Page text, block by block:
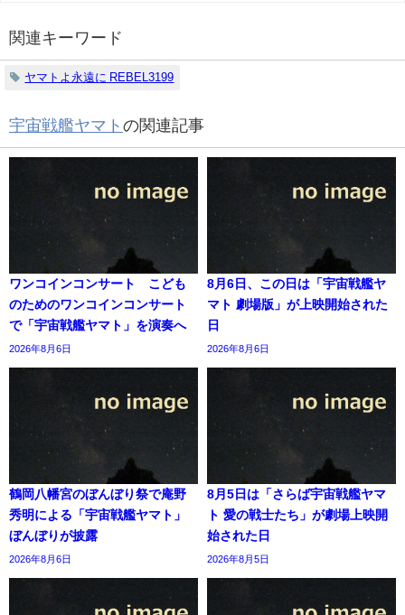
関連キーワード
ヤマトよ永遠に REBEL3199
宇宙戦艦ヤマト の関連記事
ワンコインコンサート こども
のためのワンコインコンサート
で「宇宙戦艦ヤマト」を演奏へ
2026年8月6日
8月6日、この日は「宇宙戦艦ヤ
マト 劇場版」が上映開始された
日
2026年8月6日
鶴岡八幡宮のぼんぼり祭で庵野
秀明による「宇宙戦艦ヤマト」
ぼんぼりが披露
2026年8月6日
8月5日は「さらば宇宙戦艦ヤマ
ト 愛の戦士たち」が劇場上映開
始された日
2026年8月5日